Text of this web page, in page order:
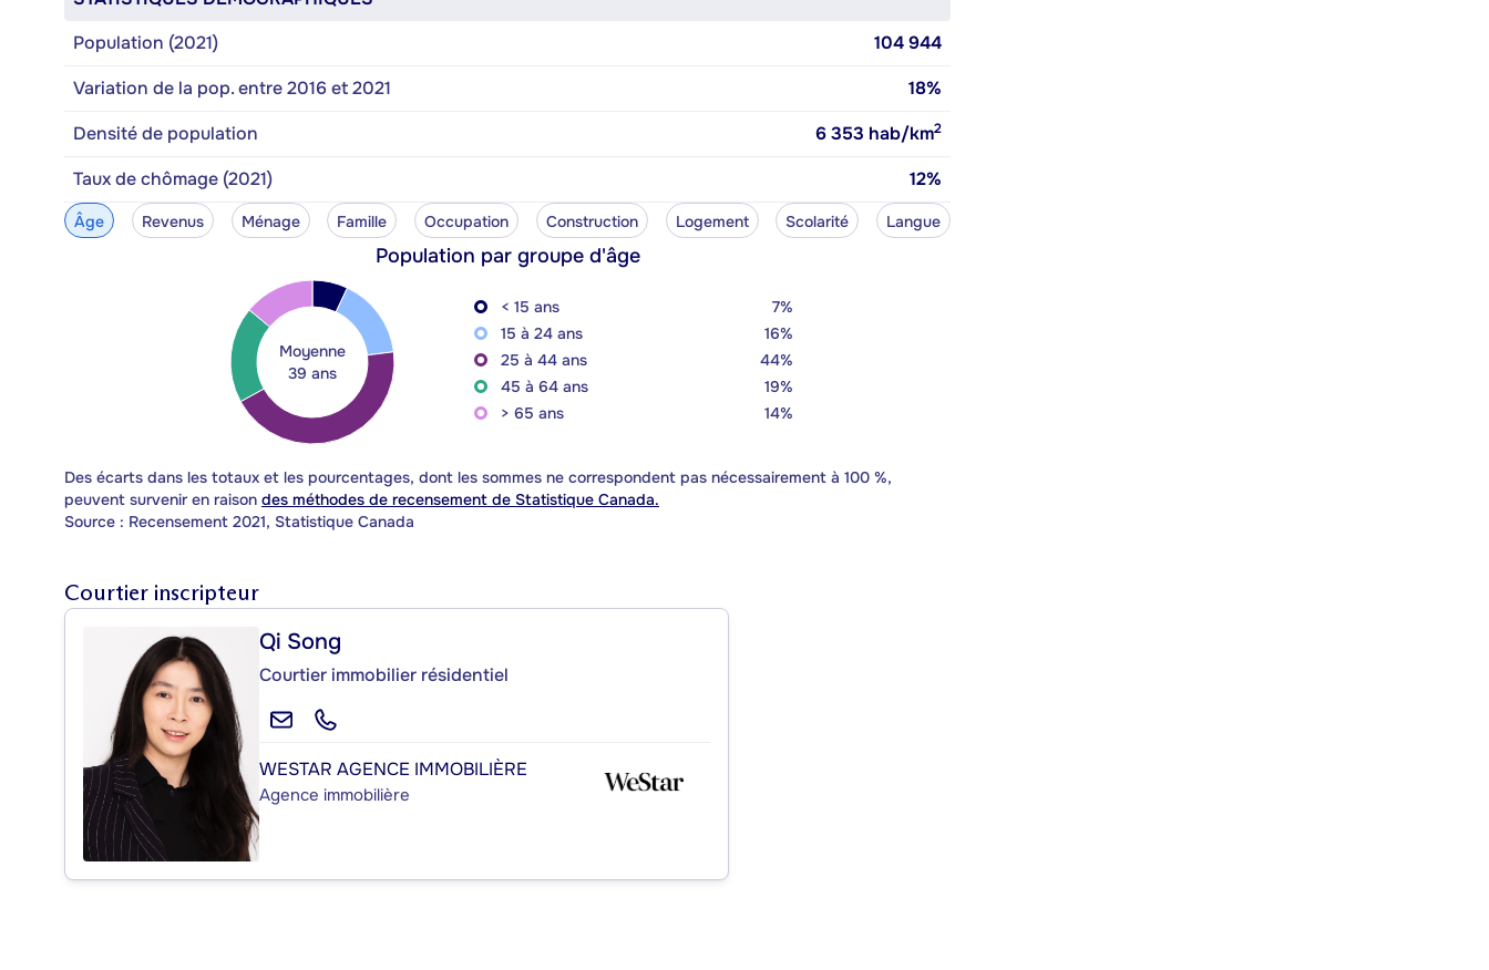
Population (2021)
104 944
Variation de la pop. entre 2016 et 2021
18%
Densité de population
6 353 hab/km2
Taux de chômage (2021) 12%
Âge Revenus Ménage Famille Occupation Construction Logement Scolarité Langue
Population par groupe d'âge
Moyenne
39 ans
< 15 ans
7%
15 à 24 ans
16%
25 à 44 ans
44%
45 à 64 ans
19%
> 65 ans
14%
Des écarts dans les totaux et les pourcentages, dont les sommes ne correspondent pas nécessairement à 100 %,
peuvent survenir en raison des méthodes de recensement de Statistique Canada.
Source : Recensement 2021, Statistique Canada
Courtier inscripteur
Qi Song
Courtier immobilier résidentiel
WESTAR AGENCE IMMOBILIÈRE
Agence immobilière